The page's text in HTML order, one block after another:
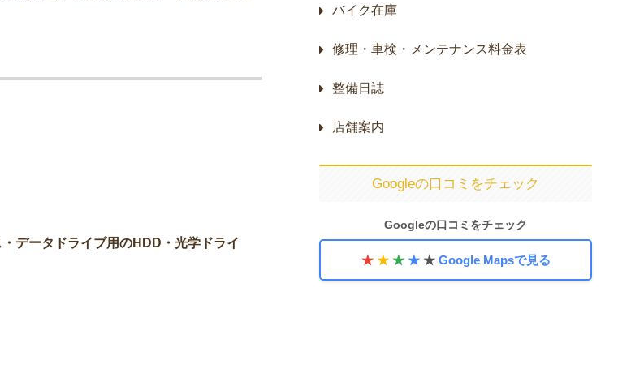
データドライブ用のHDD・光学ドライ
バイク在庫
修理・車検・メンテナンス料金表
整備日誌
店舗案内
Googleの口コミをチェック
Googleの口コミをチェック
★ ★ ★ ★ ★Google Mapsで見る